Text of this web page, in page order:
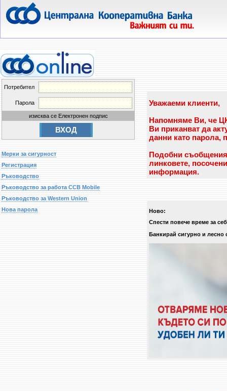
Потребител
Парола
изисква се Електронен подпис
Мерки за сигурност
Регистрация
Ръководство
Ръководство за работа CCB Mobile
Ръководство за Western Union
Нова парола
Уважаеми клиенти,
Напомняме Ви, че
Ви приканват да
данни като парола,
Подобни
линковете,
информация.
Ново:
Спести повече време за
Банкирай сигурно и